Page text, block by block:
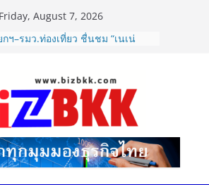
Friday, August 7, 2026
ฯ–รมว.ท่องเที่ยว ชื่นชม “เนเน่
ใจสู่รอบต่อไป
ประกาศยกระดับองค์กร ชู
ด “LASER” คุณค่าหลักในการขับ
น มาตรฐานใหม่เพื่อผู้รับบริการ
ภาษีบุหรี่ต้องถึงจุดเปลี่ยน สมาคม
ายาสูบไทย หนุนโครงสร้างอัตรา
ลดบิดเบือนตลาด เพิ่ม